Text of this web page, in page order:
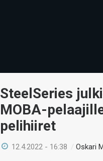
SteelSeries
MOBA-
pelihiiret
12.4.2022 - 16:38 /Oskari